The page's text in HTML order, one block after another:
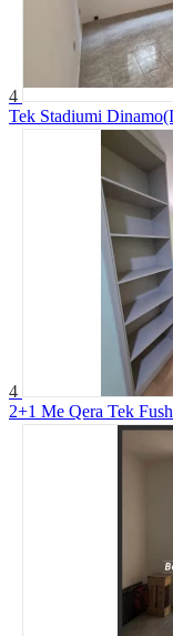
4
Tek Stadiumi
4
2+1 Me Qera Tek